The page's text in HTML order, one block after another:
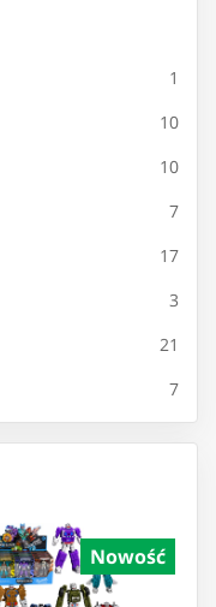
1
10
10
7
17
3
21
7
Nowość